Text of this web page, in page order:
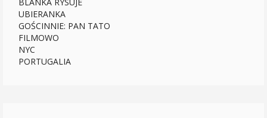
UBIERANKA
GOŚCINNIE: PAN TATO
FILMOWO
NYC
PORTUGALIA